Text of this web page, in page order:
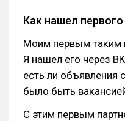
Как нашел первого
Моим первым таким
Я нашел его через
есть ли объявления
было быть
С этим первым